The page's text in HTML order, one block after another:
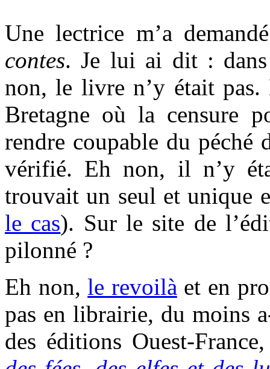
Une lectrice m’a
contes. Je lui ai dit :
non, le livre n’y était
Bretagne où la censure
rendre coupable du péché
vérifié. Eh non, il n’y
trouvait un seul et
le cas). Sur le site de
pilonné ?
Eh non,le revoilà et en
pas en librairie, du moins
des éditions Ouest-